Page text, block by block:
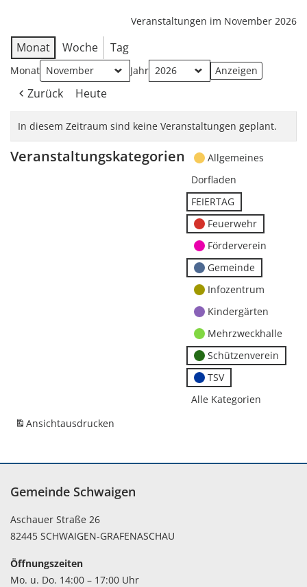
Veranstaltungen im November 2026
Monat Woche Tag
Monat Jahr
Zurück Heute
In diesem Zeitraum sind keine Veranstaltungen geplant.
Veranstaltungskategorien
Allgemeines
Dorfladen
FEIERTAG
Feuerwehr
Förderverein
Gemeinde
Infozentrum
Kindergärten
Mehrzweckhalle
Schützenverein
TSV
Alle Kategorien
Ansichtausdrucken
Gemeinde Schwaigen
Aschauer Straße 26
82445 SCHWAIGEN-GRAFENASCHAU
Öffnungszeiten
Mo. u. Do. 14:00 – 17:00 Uhr